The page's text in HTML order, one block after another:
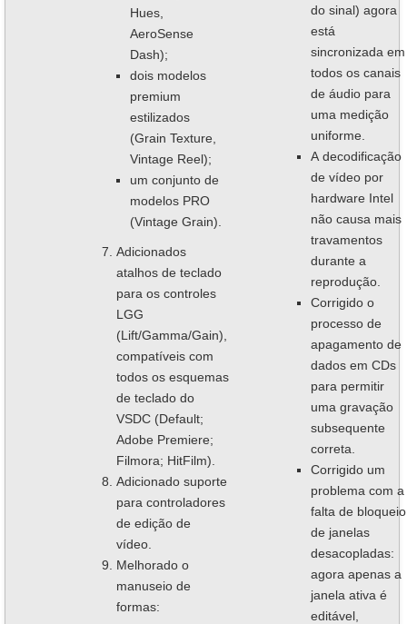
Hues,
AeroSense
Dash);
dois modelos
premium
estilizados
(Grain Texture,
Vintage Reel);
um conjunto de
modelos PRO
(Vintage Grain).
Adicionados
atalhos de teclado
para os controles
LGG
(Lift/Gamma/Gain),
compatíveis com
todos os esquemas
de teclado do
VSDC (Default;
Adobe Premiere;
Filmora; HitFilm).
Adicionado suporte
para controladores
de edição de
vídeo.
Melhorado o
manuseio de
formas:
do sinal) agora
está
sincronizada em
todos os canais
de áudio para
uma medição
uniforme.
A decodificação
de vídeo por
hardware Intel
não causa mais
travamentos
durante a
reprodução.
Corrigido o
processo de
apagamento de
dados em CDs
para permitir
uma gravação
subsequente
correta.
Corrigido um
problema com a
falta de bloqueio
de janelas
desacopladas:
agora apenas a
janela ativa é
editável,